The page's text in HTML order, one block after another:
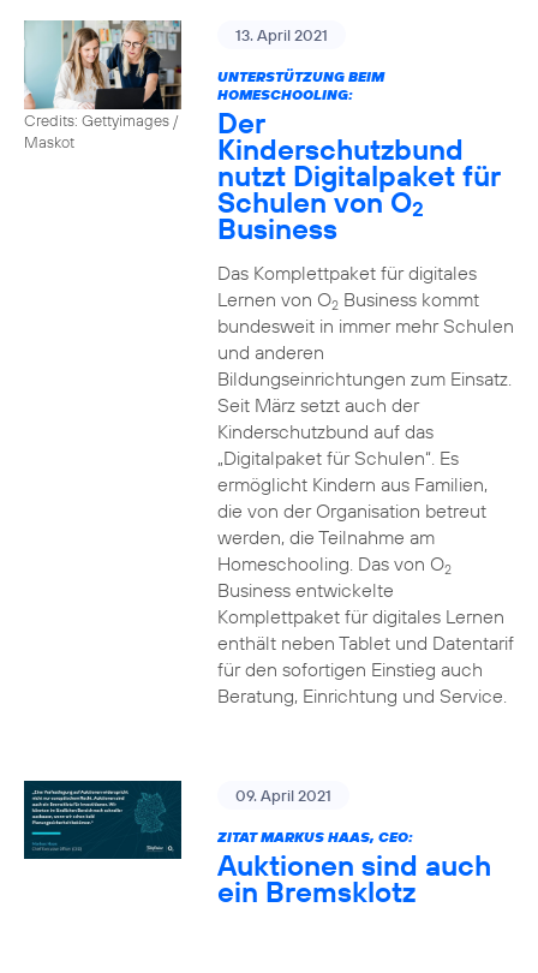
Credits: Gettyimages /
Maskot
13. April 2021
UNTERSTÜTZUNG BEIM
HOMESCHOOLING:
Der
Kinderschutzbund
nutzt Digitalpaket für
Schulen von O2
Business
Das Komplettpaket für digitales
Lernen von O2Business kommt
bundesweit in immer mehr Schulen
und anderen
Bildungseinrichtungen zum Einsatz.
Seit März setzt auch der
Kinderschutzbund auf das
„Digitalpaket für Schulen“. Es
ermöglicht Kindern aus Familien,
die von der Organisation betreut
werden, die Teilnahme am
Homeschooling. Das von O2
Business entwickelte
Komplettpaket für digitales Lernen
enthält neben Tablet und Datentarif
für den sofortigen Einstieg auch
Beratung, Einrichtung und Service.
09. April 2021
ZITAT MARKUS HAAS, CEO:
Auktionen sind auch
ein Bremsklotz